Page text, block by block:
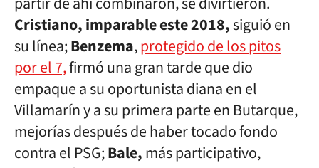
Cristiano, imparable este 2018,siguió en
su línea;Benzema,protegido de los pitos
por el 7,firmó una gran tarde que dio
empaque a su oportunista diana en el
Villamarín y a su primera parte en Butarque,
mejorías después de haber tocado fondo
contra el PSG;Bale,más participativo,